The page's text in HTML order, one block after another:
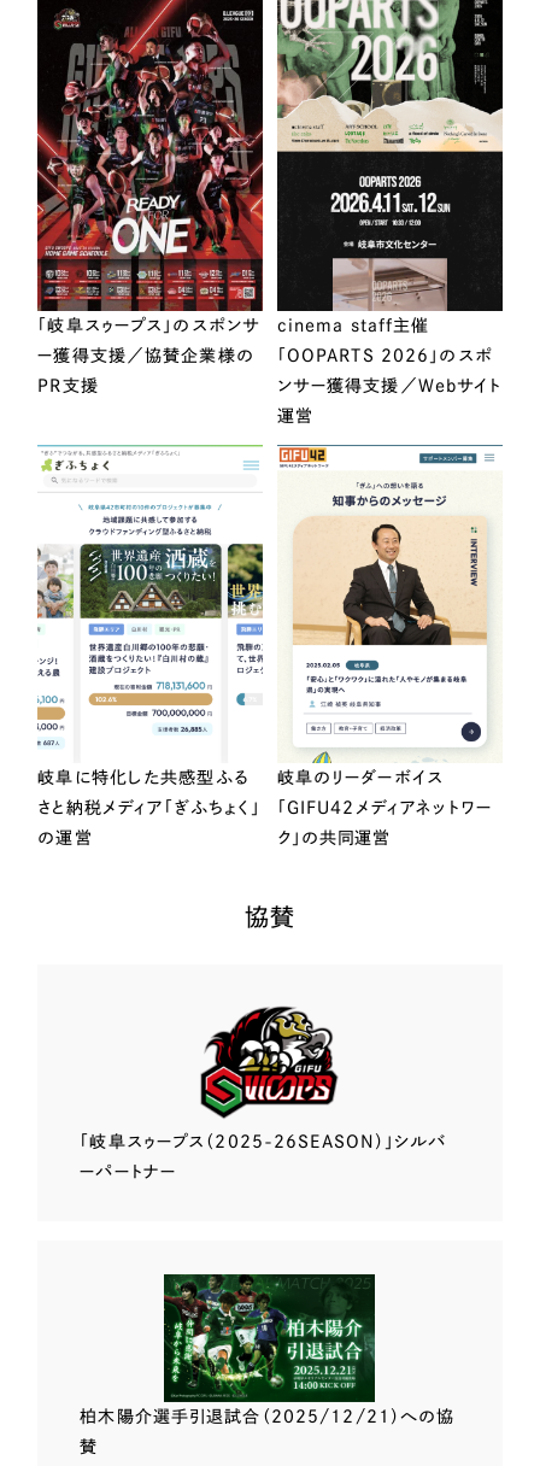
「岐阜スゥープス」のスポンサ
ー獲得支援／協賛企業様の
PR支援
cinema staff主催
「OOPARTS 2026」のスポ
ンサー獲得支援／Webサイト
運営
岐阜に特化した共感型ふる
さと納税メディア「ぎふちょく」
の運営
岐阜のリーダーボイス
「GIFU42メディアネットワー
ク」の共同運営
協賛
「岐阜スゥープス （2025-26SEASON）」 シルバ
ーパートナー
柏木陽介選手引退試合（2025/12/21）への協
賛